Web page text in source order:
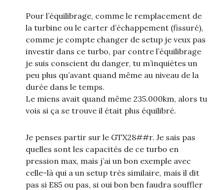
Pour l’équilibrage, comme le remplacement de
la turbine ou le carter d’échappement (fissuré),
comme je compte changer de setup je veux pas
investir dans ce turbo, par contre l’équilibrage
je suis conscient du danger, tu m’inquiètes un
peu plus qu’avant quand même au niveau de la
durée dans le temps.
Le miens avait quand même 235.000km, alors tu
vois si ça se trouve il était plus équilibré.
Je penses partir sur le GTX28##r. Je sais pas
quelles sont les capacités de ce turbo en
pression max, mais j’ai un bon exemple avec
celle-là qui a un setup très similaire, mais il dit
pas si E85 ou pas, si oui bon ben faudra souffler